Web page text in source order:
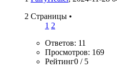
2 Страницы •
1 2
Ответов: 11
Просмотров: 169
Рейтинг0 / 5